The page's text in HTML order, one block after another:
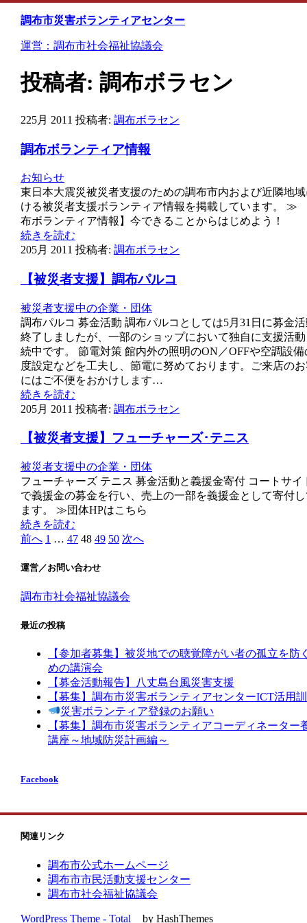
Skip
調布市災害ボランティアセンター
運営：調布市社会福祉協議会
投稿者: 調布ボラセン
225月 2011 投稿者: 調布ボラセン
調布ボランティア情報
お知らせ
東日本大震災被災者支援のための調布市内および近隣地
ける被災者支援ボランティア情報を掲載しています。 ≫
布ボランティア情報】今できることからはじめよう！
続きを読む
205月 2011 投稿者: 調布ボラセン
【被災者支援】調布パルコ
被災者支援中の企業・団体
調布パルコ 募金活動 調布パルコとしては5月31日に募金
終了しましたが、一部のショップにおいて独自に支援活
続中です。 節電対策 館内外の照明のON／OFFや空調設備
度設定などを工夫し、節電に努めております。ご来店の
にはご不便をおかけします…
続きを読む
205月 2011 投稿者: 調布ボラセン
【被災者支援】フューチャーズ･テニス
被災者支援中の企業・団体
フューチャーズ テニス 募金活動と義援金寄付 コートサイ
で義援金の募金を行い、売上の一部を義援金として寄付
ます。 ≫団体HPはこちら
続きを読む
投
稿
ナ
ゲ
前へ 1 … 47 48 49 50 次へ
運営／お問い合わせ
調布市社会福祉協議会
最近の投稿
【参加者募集】被災地での聴覚障がい者の孤立を防
めの講演会
【募金活動報告】八丈島台風災害支援
【募集】調布市災害ボランティアセンターICT活用
災害ボランティア登録のお願い
【募集】調布市災害ボランティアコーディネーター
講座～地域防災計画編～
Facebook
関連リンク
調布市公式ホームページ
調布市市民活動支援センター
調布市社会福祉協議会
WordPress Theme - Total by HashThemes